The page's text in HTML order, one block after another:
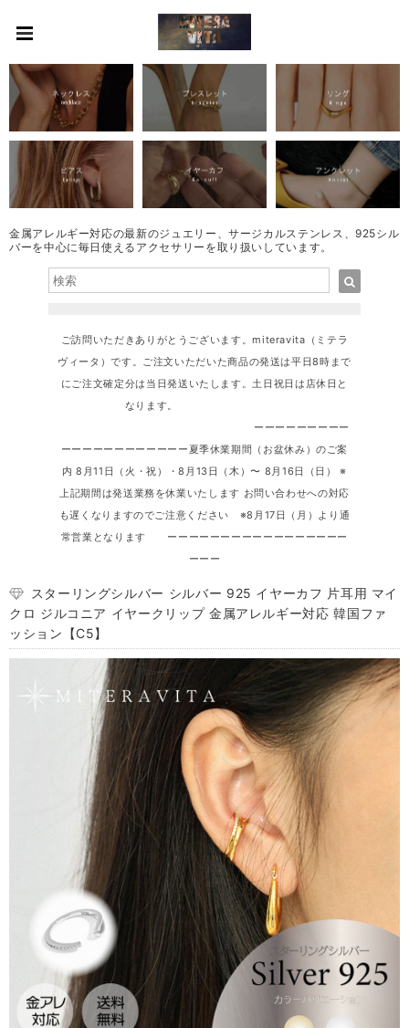
金属アレルギー対応の最新のジュエリー、サージカルステンレス、925シル
バーを中心に毎日使えるアクセサリーを取り扱いしています。
ご訪問いただきありがとうございます。miteravita（ミテラ
ヴィータ）です。ご注文いただいた商品の発送は平日8時まで
にご注文確定分は当日発送いたします。土日祝日は店休日と
なります。
ーーーーーーーーー
ーーーーーーーーーーーー夏季休業期間（お盆休み）のご案
内 8月11日（火・祝）・8月13日（木）〜 8月16日（日） ※
上記期間は発送業務を休業いたします お問い合わせへの対応
も遅くなりますのでご注意ください ※8月17日（月）より通
常営業となります ーーーーーーーーーーーーーーーーー
ーーー
スターリングシルバー シルバー 925 イヤーカフ 片耳用 マイ
クロ ジルコニア イヤークリップ 金属アレルギー対応 韓国ファ
ッション【C5】